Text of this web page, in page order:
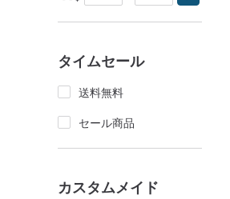
タイムセール
送料無料
セール商品
カスタムメイド